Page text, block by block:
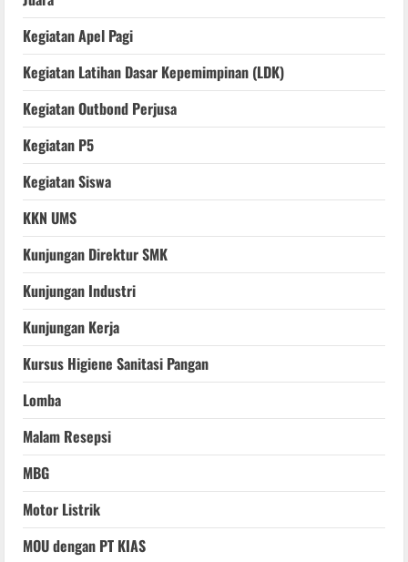
Kegiatan Apel Pagi
Kegiatan Latihan Dasar Kepemimpinan (LDK)
Kegiatan Outbond Perjusa
Kegiatan P5
Kegiatan Siswa
KKN UMS
Kunjungan Direktur SMK
Kunjungan Industri
Kunjungan Kerja
Kursus Higiene Sanitasi Pangan
Lomba
Malam Resepsi
MBG
Motor Listrik
MOU dengan PT KIAS